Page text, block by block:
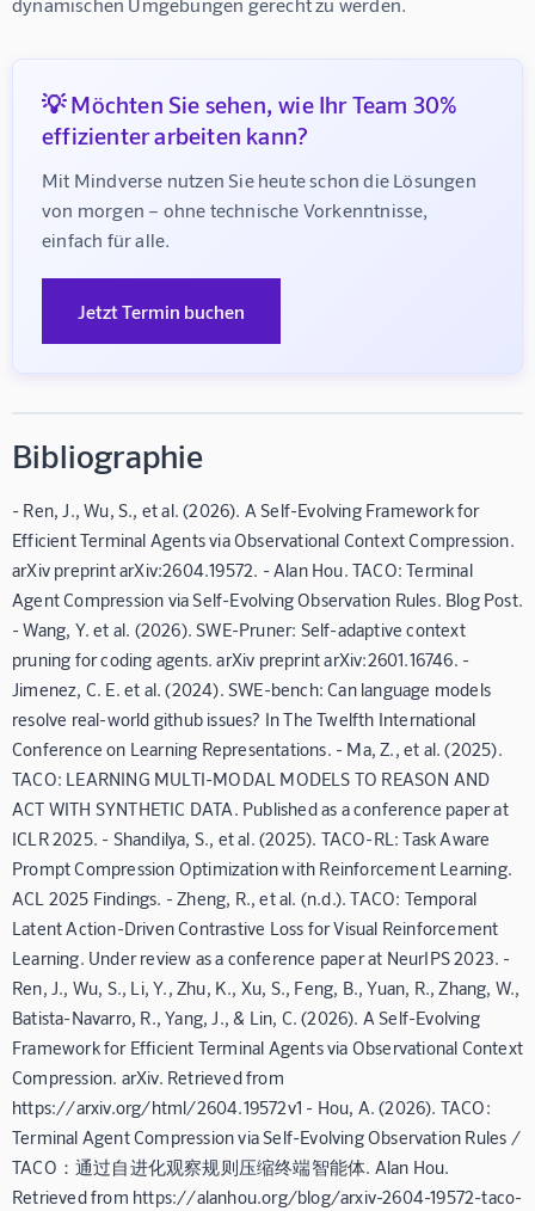
💡 Möchten Sie sehen, wie Ihr Team 30%
effizienter arbeiten kann?
Mit Mindverse nutzen Sie heute schon die Lösungen
von morgen – ohne technische Vorkenntnisse,
einfach für alle.
Jetzt Termin buchen
Bibliographie
- Ren, J., Wu, S., et al. (2026). A Self-Evolving Framework for
Efficient Terminal Agents via Observational Context Compression.
arXiv preprint arXiv:2604.19572. - Alan Hou. TACO: Terminal
Agent Compression via Self-Evolving Observation Rules. Blog Post.
- Wang, Y. et al. (2026). SWE-Pruner: Self-adaptive context
pruning for coding agents. arXiv preprint arXiv:2601.16746. -
Jimenez, C. E. et al. (2024). SWE-bench: Can language models
resolve real-world github issues? In The Twelfth International
Conference on Learning Representations. - Ma, Z., et al. (2025).
TACO: LEARNING MULTI-MODAL MODELS TO REASON AND
ACT WITH SYNTHETIC DATA. Published as a conference paper at
ICLR 2025. - Shandilya, S., et al. (2025). TACO-RL: Task Aware
Prompt Compression Optimization with Reinforcement Learning.
ACL 2025 Findings. - Zheng, R., et al. (n.d.). TACO: Temporal
Latent Action-Driven Contrastive Loss for Visual Reinforcement
Learning. Under review as a conference paper at NeurIPS 2023. -
Ren, J., Wu, S., Li, Y., Zhu, K., Xu, S., Feng, B., Yuan, R., Zhang, W.,
Batista-Navarro, R., Yang, J., & Lin, C. (2026). A Self-Evolving
Framework for Efficient Terminal Agents via Observational Context
Compression. arXiv. Retrieved from
https://arxiv.org/html/2604.19572v1 - Hou, A. (2026). TACO:
Terminal Agent Compression via Self-Evolving Observation Rules /
TACO：通过自进化观察规则压缩终端智能体. Alan Hou.
Retrieved from https://alanhou.org/blog/arxiv-2604-19572-taco-